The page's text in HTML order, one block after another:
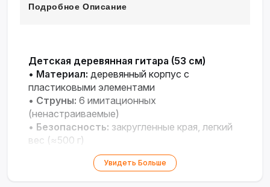
Подробное Описание
Детская деревянная гитара (53 см)
• Материал: деревянный корпус с
пластиковыми элементами
• Струны: 6 имитационных
(ненастраиваемые)
• Безопасность: закругленные края, легкий
вес (≈500 г)
Назначение:развитие моторики и
музыкального слуха у детей 3-6 лет
Увидеть Больше